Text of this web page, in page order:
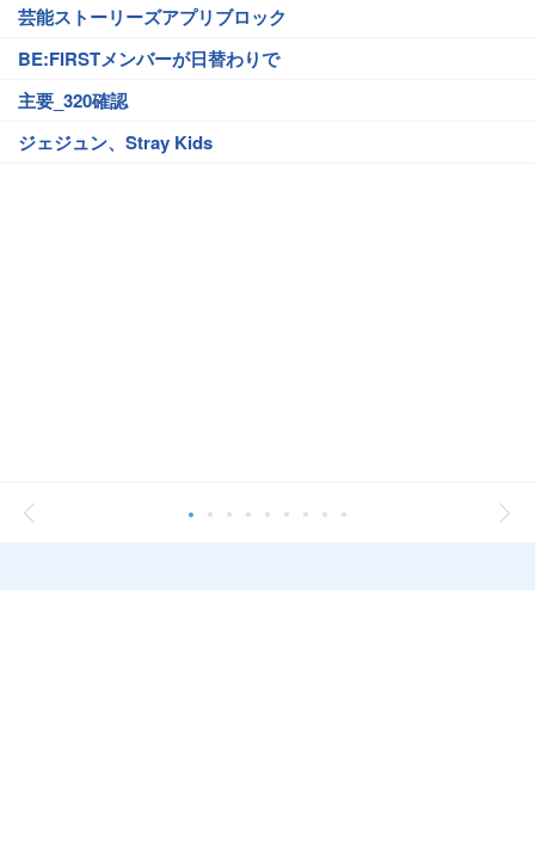
芸能ストーリーズアプリブロック
BE:FIRSTメンバーが日替わりで
主要_320確認
ジェジュン、Stray Kids